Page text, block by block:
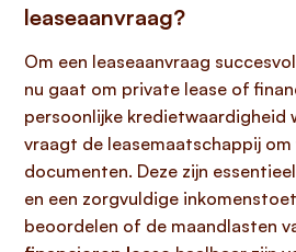
leaseaanvraag?
Om een leaseaanvraag
nu gaat om private lease of
persoonlijke kredietwaardigheid
vraagt de leasemaatschappij
documenten. Deze zijn
en een zorgvuldige
beoordelen of de maandlasten